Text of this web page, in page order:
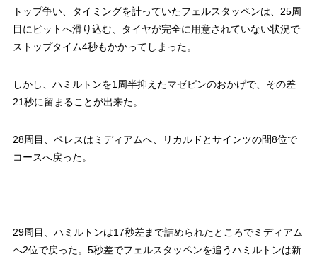
トップ争い、タイミングを計っていたフェルスタッペンは、25周
目にピットへ滑り込む、タイヤが完全に用意されていない状況で
ストップタイム4秒もかかってしまった。
しかし、ハミルトンを1周半抑えたマゼピンのおかげで、その差
21秒に留まることが出来た。
28周目、ペレスはミディアムへ、リカルドとサインツの間8位で
コースへ戻った。
29周目、ハミルトンは17秒差まで詰められたところでミディアム
へ2位で戻った。5秒差でフェルスタッペンを追うハミルトンは新